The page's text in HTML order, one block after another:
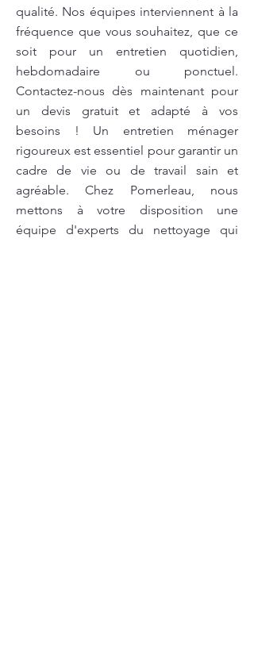
qualité. Nos équipes interviennent à la
fréquence que vous souhaitez, que ce
soit pour un entretien quotidien,
hebdomadaire ou ponctuel.
Contactez-nous dès maintenant pour
un devis gratuit et adapté à vos
besoins ! Un entretien ménager
rigoureux est essentiel pour garantir un
cadre de vie ou de travail sain et
agréable. Chez Pomerleau, nous
mettons à votre disposition une
équipe d'experts du nettoyage qui